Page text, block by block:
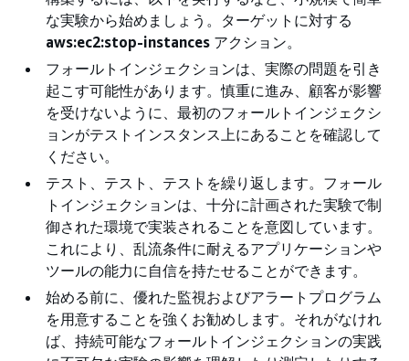
な実験から始めましょう。ターゲットに対する
aws:ec2:stop-instances アクション。
フォールトインジェクションは、実際の問題を引き
起こす可能性があります。慎重に進み、顧客が影響
を受けないように、最初のフォールトインジェクシ
ョンがテストインスタンス上にあることを確認して
ください。
テスト、テスト、テストを繰り返します。フォール
トインジェクションは、十分に計画された実験で制
御された環境で実装されることを意図しています。
これにより、乱流条件に耐えるアプリケーションや
ツールの能力に自信を持たせることができます。
始める前に、優れた監視およびアラートプログラム
を用意することを強くお勧めします。それがなけれ
ば、持続可能なフォールトインジェクションの実践